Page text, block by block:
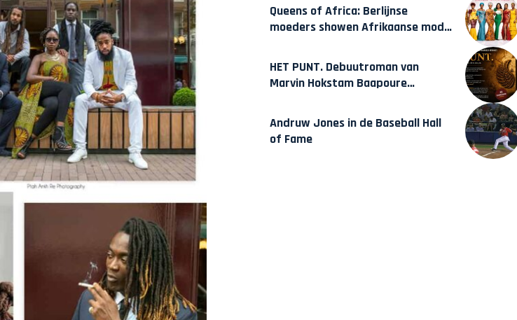
Queens of Africa: Berlijnse
moeders showen Afrikaanse mode
HET PUNT. Debuutroman van
Marvin Hokstam Baapoure
Andruw Jones in de Baseball Hall
of Fame